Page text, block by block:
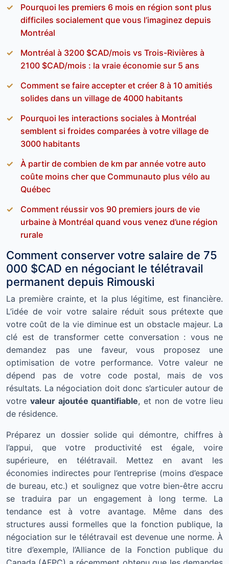
Pourquoi les premiers 6 mois en région sont plus
difficiles socialement que vous l’imaginez depuis
Montréal
Montréal à 3200 $CAD/mois vs Trois-Rivières à
2100 $CAD/mois : la vraie économie sur 5 ans
Comment se faire accepter et créer 8 à 10 amitiés
solides dans un village de 4000 habitants
Pourquoi les interactions sociales à Montréal
semblent si froides comparées à votre village de
3000 habitants
À partir de combien de km par année votre auto
coûte moins cher que Communauto plus vélo au
Québec
Comment réussir vos 90 premiers jours de vie
urbaine à Montréal quand vous venez d’une région
rurale
Comment conserver votre salaire de 75
000 $CAD en négociant le télétravail
permanent depuis Rimouski
La première crainte, et la plus légitime, est financière.
L’idée de voir votre salaire réduit sous prétexte que
votre coût de la vie diminue est un obstacle majeur. La
clé est de transformer cette conversation : vous ne
demandez pas une faveur, vous proposez une
optimisation de votre performance. Votre valeur ne
dépend pas de votre code postal, mais de vos
résultats. La négociation doit donc s’articuler autour de
votre valeur ajoutée quantifiable, et non de votre lieu
de résidence.
Préparez un dossier solide qui démontre, chiffres à
l’appui, que votre productivité est égale, voire
supérieure, en télétravail. Mettez en avant les
économies indirectes pour l’entreprise (moins d’espace
de bureau, etc.) et soulignez que votre bien-être accru
se traduira par un engagement à long terme. La
tendance est à votre avantage. Même dans des
structures aussi formelles que la fonction publique, la
négociation sur le télétravail est devenue une norme. À
titre d’exemple, l’Alliance de la Fonction publique du